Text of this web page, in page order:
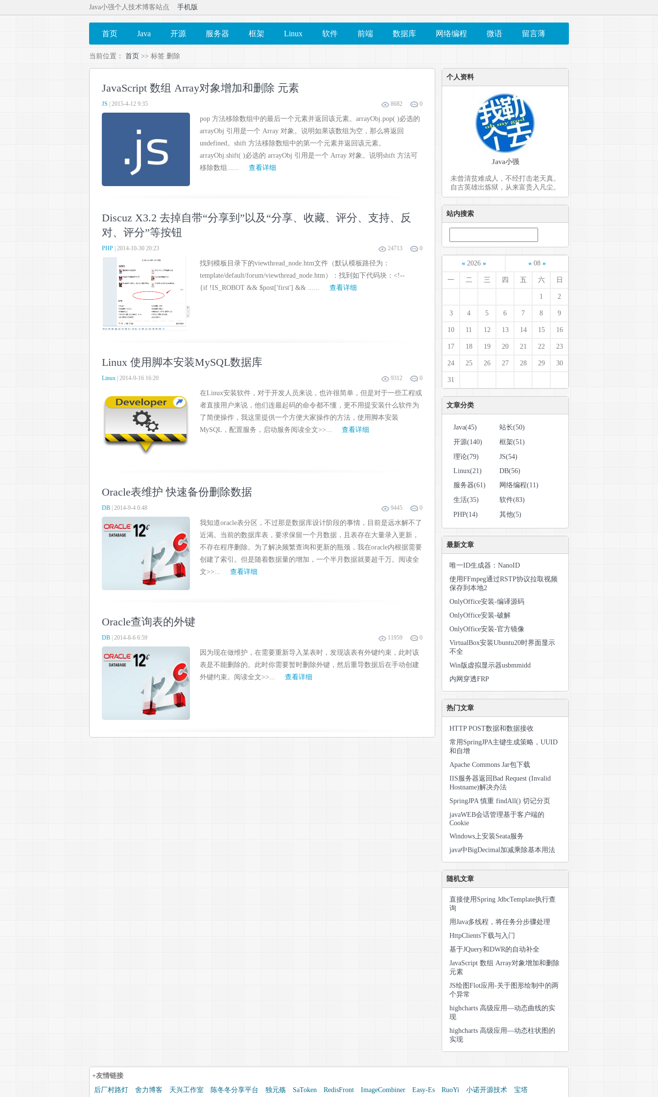
Java小强个人技术博客站点 手机版
首页 Java 开源 服务器 框架 Linux 软件 前端 数据库 网络编程 微语 留言薄
当前位置： 首页 >> 标签 删除
JavaScript 数组 Array对象增加和删除 元素
8682 0
JS | 2015-4-12 9:35
pop 方法移除数组中的最后一个元素并返回该元素。arrayObj.pop( )必选的
arrayObj 引用是一个 Array 对象。说明如果该数组为空，那么将返回
undefined。shift 方法移除数组中的第一个元素并返回该元素。
arrayObj.shift( )必选的 arrayObj 引用是一个 Array 对象。说明shift 方法可
移除数组......
查看详细
Discuz X3.2 去掉自带“分享到”以及“分享、收藏、评分、支持、反
对、评分”等按钮
24713 0
PHP | 2014-10-30 20:23
找到模板目录下的viewthread_node.htm文件（默认模板路径为：
template/default/forum/viewthread_node.htm）：找到如下代码块：<!--
{if !IS_ROBOT && $post['first'] && ......
查看详细
Linux 使用脚本安装MySQL数据库
9312 0
Linux | 2014-9-16 16:20
在Linux安装软件，对于开发人员来说，也许很简单，但是对于一些工程或
者直接用户来说，他们连最起码的命令都不懂，更不用提安装什么软件为
了简便操作，我这里提供一个方便大家操作的方法，使用脚本安装
MySQL，配置服务，启动服务阅读全文>>...
查看详细
Oracle表维护 快速备份删除数据
9445 0
DB | 2014-9-4 0:48
我知道oracle表分区，不过那是数据库设计阶段的事情，目前是远水解不了
近渴。当前的数据库表，要求保留一个月数据，且表存在大量录入更新，
不存在程序删除。为了解决频繁查询和更新的瓶颈，我在oracle内根据需要
创建了索引。但是随着数据量的增加，一个半月数据就要超千万。阅读全
文>>...
查看详细
Oracle查询表的外键
11959 0
DB | 2014-8-6 6:59
因为现在做维护，在需要重新导入某表时，发现该表有外键约束，此时该
表是不能删除的。此时你需要暂时删除外键，然后重导数据后在手动创建
外键约束。阅读全文>>...
查看详细
个人资料
Java小强
未曾清贫难成人，不经打击老天真。
自古英雄出炼狱，从来富贵入凡尘。
站内搜索
« 2026» « 08»
一 二 三 四 五 六 日
1 2
3 4 5 6 7 8 9
10 11 12 13 14 15 16
17 18 19 20 21 22 23
24 25 26 27 28 29 30
31
文章分类
Java(45)
站长(50)
开源(140)
框架(51)
理论(79)
JS(54)
Linux(21)
DB(56)
服务器(61)
网络编程(11)
生活(35)
软件(83)
PHP(14)
其他(5)
最新文章
唯一ID生成器：NanoID
使用FFmpeg通过RSTP协议拉取视频
保存到本地2
OnlyOffice安装-编译源码
OnlyOffice安装-破解
OnlyOffice安装-官方镜像
VirtualBox安装Ubuntu20时界面显示
不全
Win版虚拟显示器usbmmidd
内网穿透FRP
热门文章
HTTP POST数据和数据接收
常用SpringJPA主键生成策略，UUID
和自增
Apache Commons Jar包下载
IIS服务器返回Bad Request (Invalid
Hostname)解决办法
SpringJPA 慎重 findAll() 切记分页
javaWEB会话管理基于客户端的
Cookie
Windows上安装Seata服务
java中BigDecimal加减乘除基本用法
随机文章
直接使用Spring JdbcTemplate执行查
询
用Java多线程，将任务分步骤处理
HttpClients下载与入门
基于JQuery和DWR的自动补全
JavaScript 数组 Array对象增加和删除
元素
JS绘图Flot应用-关于图形绘制中的两
个异常
highcharts 高级应用—动态曲线的实
现
highcharts 高级应用—动态柱状图的
实现
+友情链接
后厂村路灯
舍力博客 天兴工作室 陈冬冬分享平台 独元殇 SaToken RedisFront ImageCombiner Easy-Es RuoYi 小诺开源技术 宝塔